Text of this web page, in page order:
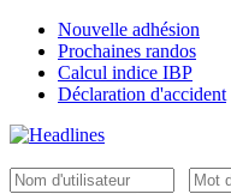
Nouvelle adhésion
Prochaines randos
Calcul indice IBP
Déclaration d'accident